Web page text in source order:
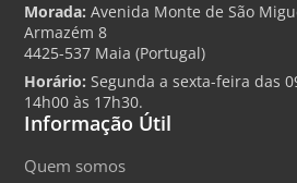
Morada:Avenida Monte de São
Armazém 8
4425-537 Maia (Portugal)
Horário:Segunda a sexta-feira das
14h00 às 17h30.
Informação Útil
Quem somos